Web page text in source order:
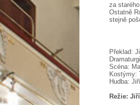
za
Ostatně
stejně
Překlad:
Scéna:
Kostýmy:
Hudba:
Režie: